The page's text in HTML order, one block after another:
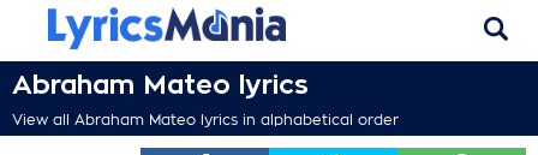
Abraham Mateo lyrics
View all Abraham Mateo lyrics in alphabetical order